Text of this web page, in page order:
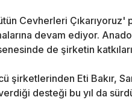
Cevherleri
devam ediyor.
de şirketin
şirketlerinden Eti Bakır,
desteği bu yıl da